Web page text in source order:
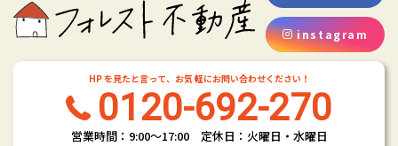
instagram
HP を見たと言って、お気 軽にお問い合わせください！
0120-692-270
営業時間：9:00〜17:00 定休日：火曜日・水曜日